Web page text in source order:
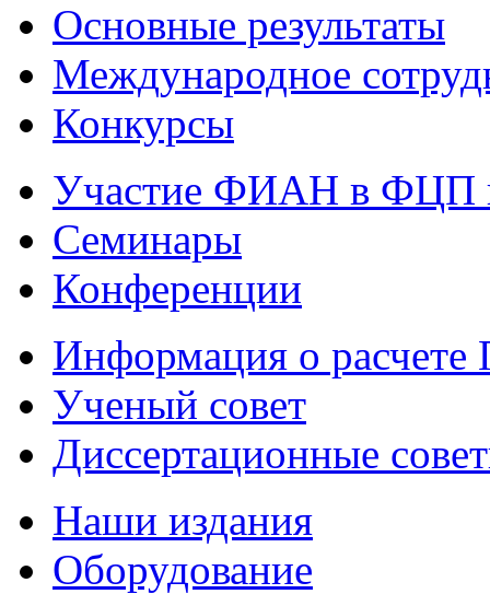
Основные результаты
Международное
Конкурсы
Участие ФИАН в ФЦП
Семинары
Конференции
Информация о
Ученый совет
Диссертационные
Наши издания
Оборудование